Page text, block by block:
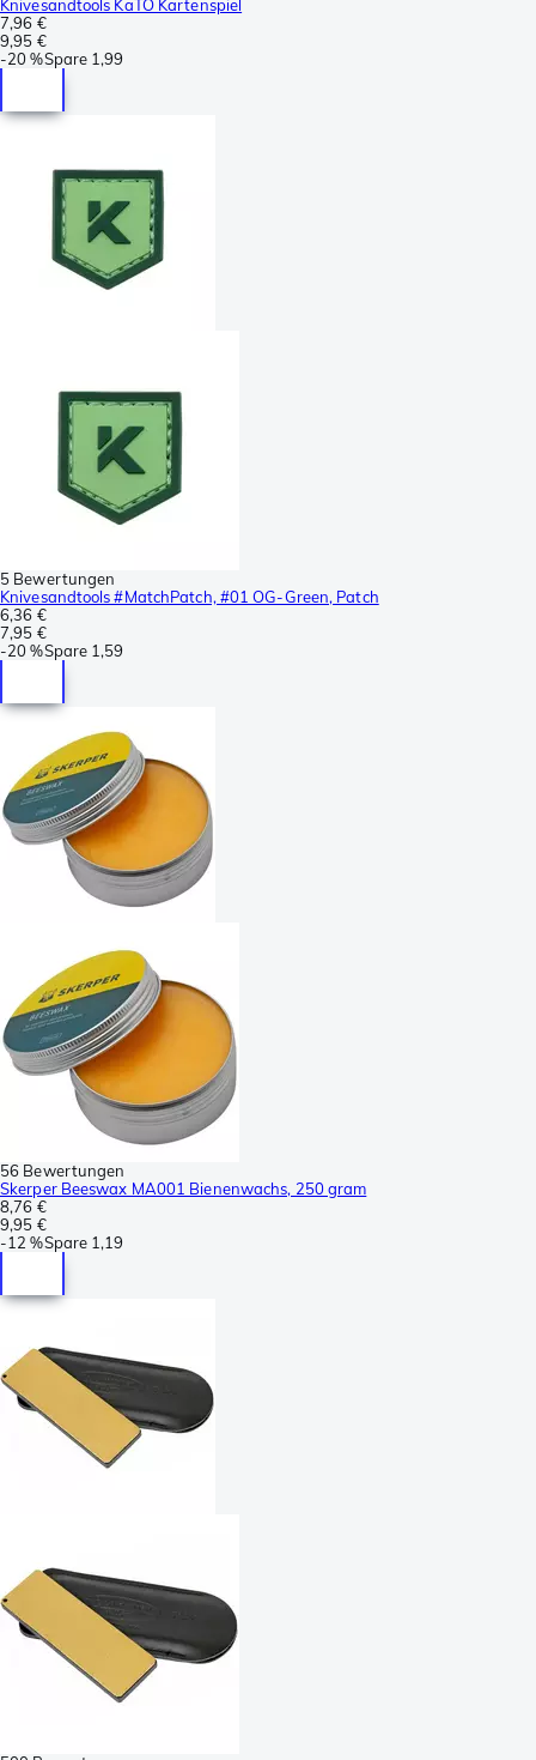
Knivesandtools KaTO Kartenspiel
7,96 €
9,95 €
-20 %Spare 1,99
5 Bewertungen
Knivesandtools #MatchPatch, #01 OG-Green, Patch
6,36 €
7,95 €
-20 %Spare 1,59
56 Bewertungen
Skerper Beeswax MA001 Bienenwachs, 250 gram
8,76 €
9,95 €
-12 %Spare 1,19